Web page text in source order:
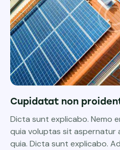
Cupidatat non
Dicta sunt explicabo. Nemo
quia voluptas sit aspernatur
quia. Dicta sunt explicabo.